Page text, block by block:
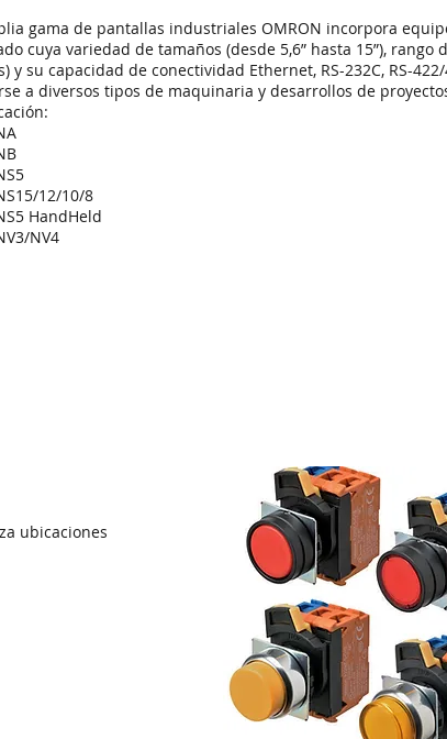
gama de pantallas industriales OMRON incorpora
cuya variedad de tamaños (desde 5,6” hasta 15”), rango
y su capacidad de conectividad Ethernet, RS-232C, RS-
a diversos tipos de maquinaria y desarrollos de
NB
12/10/8
HandHeld
NV4
ubicaciones